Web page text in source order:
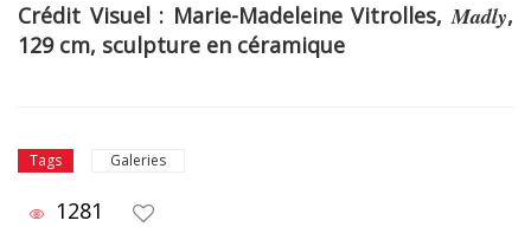
Crédit Visuel : Marie-Madeleine Vitrolles,Madly,
129 cm, sculpture en céramique
Tags Galeries
1281